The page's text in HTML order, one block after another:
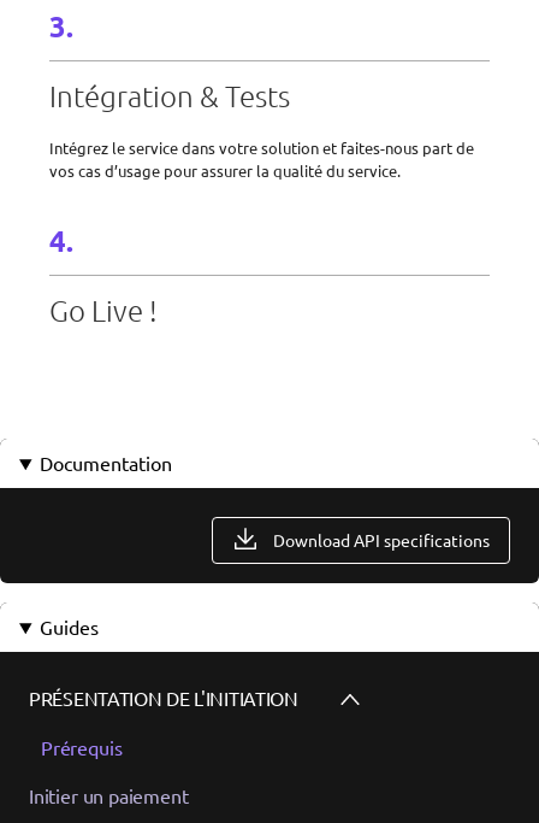
Intégration & Tests
Intégrez le service dans votre solution et faites-nous part de
vos cas d’usage pour assurer la qualité du service.
Go Live !
Documentation
Download API specifications
Guides
PRÉSENTATION DE L'INITIATION
Prérequis
Initier un paiement